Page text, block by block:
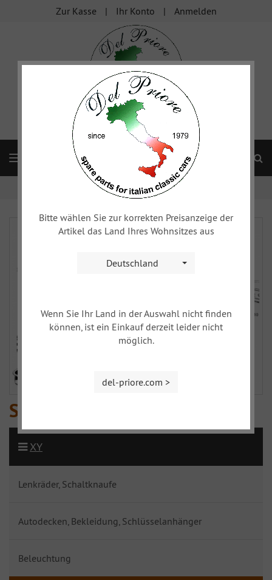
Zur Kasse Ihr Konto Anmelden
Elektrik Schalter und Sensoren
Schalter und Sensoren
XY
Lenkräder, Schaltknaufe
Autodecken, Bekleidung, Schlüsselanhänger
Beleuchtung
Bitte wählen Sie zur korrekten Preisanzeige der
Artikel das Land Ihres Wohnsitzes aus
Deutschland
Wenn Sie Ihr Land in der Auswahl nicht finden
können, ist ein Einkauf derzeit leider nicht
möglich.
del-priore.com >